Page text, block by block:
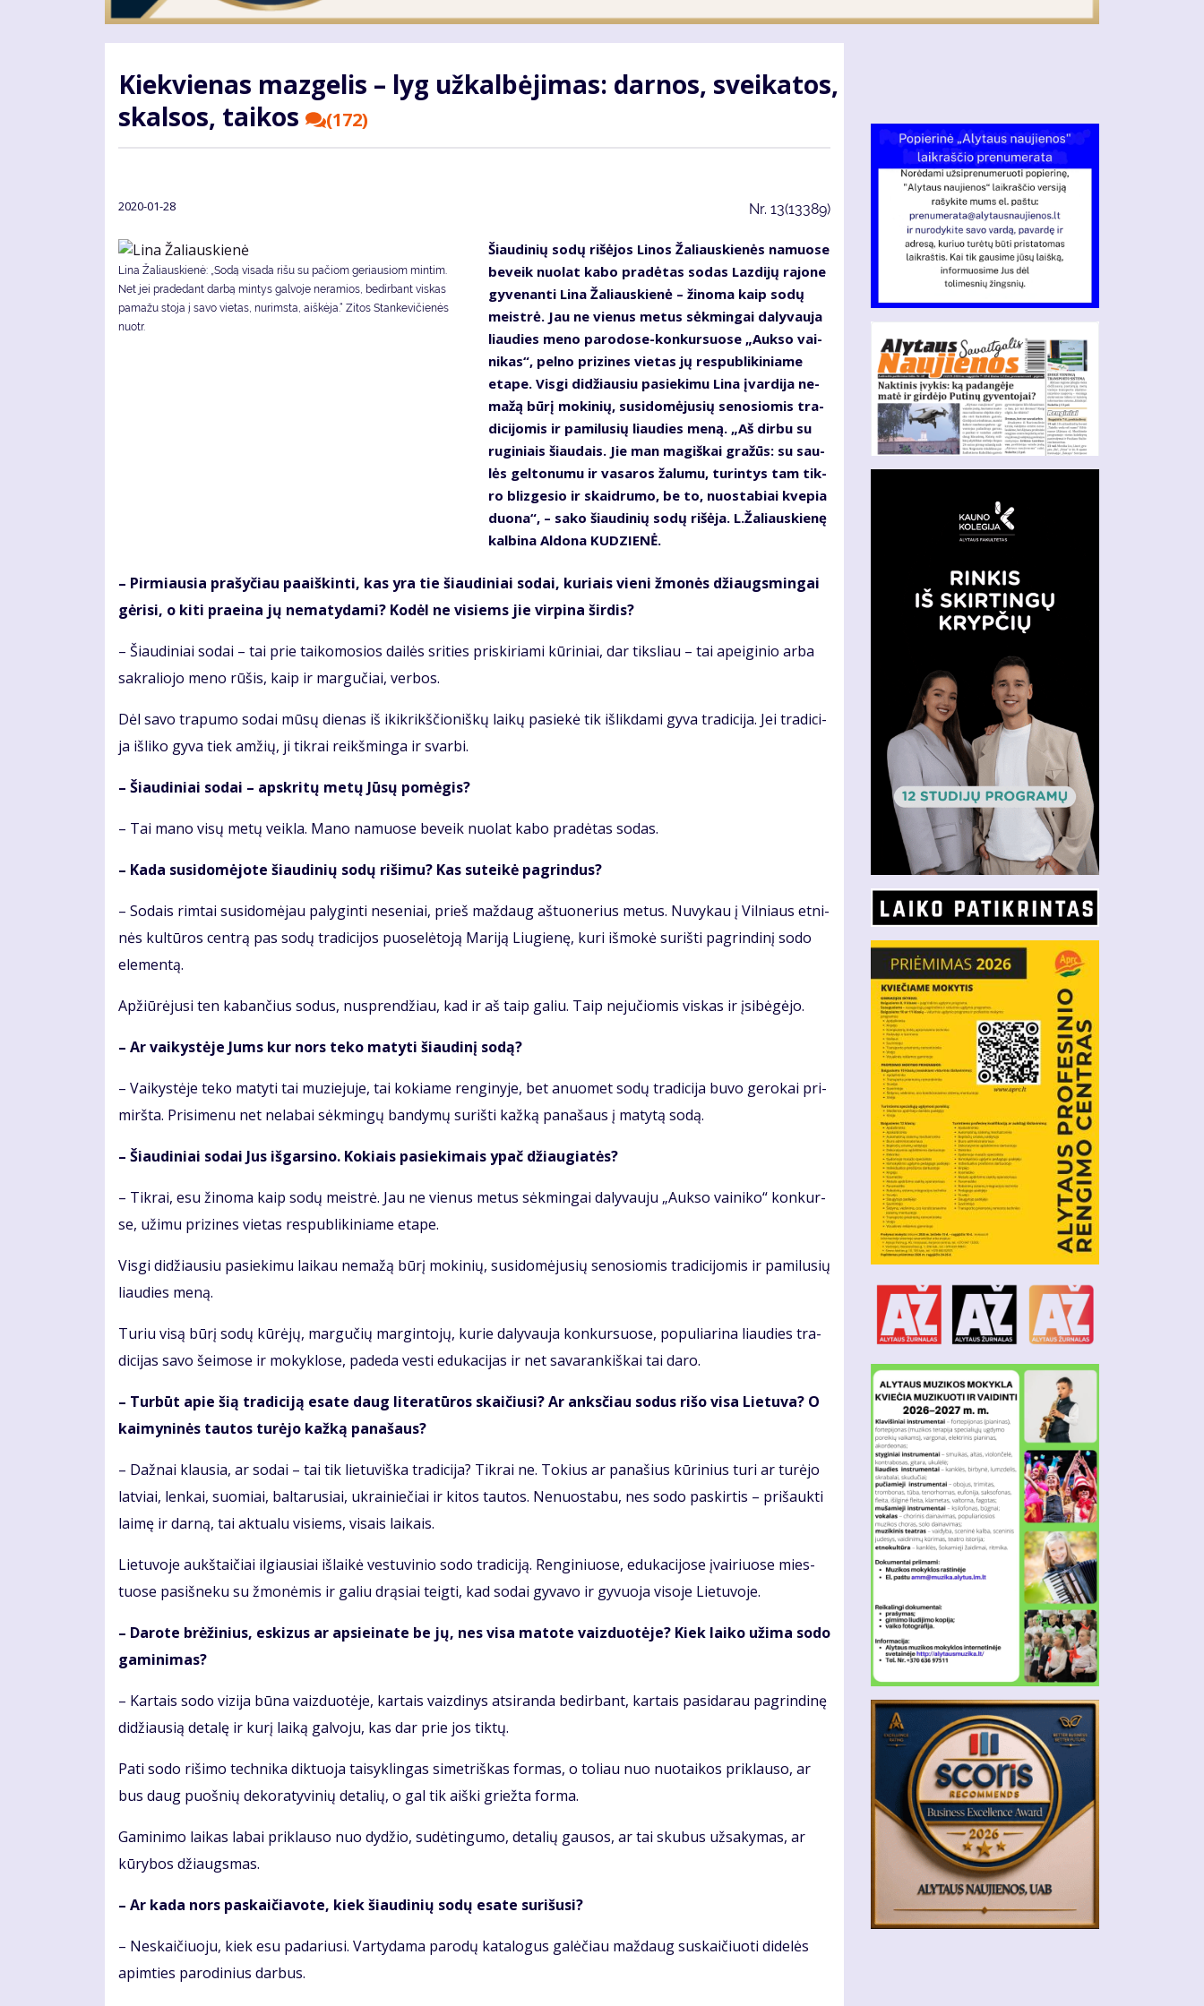
Kiek­vie­nas maz­ge­lis – lyg už­kal­bė­ji­mas: dar­nos, svei­ka­tos,
skal­sos, tai­kos
(172)
2020-01-28 Nr. 13(13389)
Li­na Ža­liaus­kie­nė: „So­dą vi­sa­da ri­šu su pa­čiom ge­riau­siom min­tim.
Net jei pra­de­dant dar­bą min­tys gal­vo­je ne­ra­mios, be­dir­bant vis­kas
pa­ma­žu sto­ja į sa­vo vie­tas, nu­rims­ta, aiš­kė­ja.“ Zitos Stankevičienės
nuotr.
Šiau­di­nių so­dų ri­šė­jos Li­nos Ža­liaus­kie­nės na­muo­se
be­veik nuo­lat ka­bo pra­dė­tas so­das Laz­di­jų ra­jo­ne
gy­ve­nan­ti Li­na Ža­liaus­kie­nė – ži­no­ma kaip so­dų
meist­rė. Jau ne vie­nus me­tus sėk­min­gai da­ly­vau­ja
liau­dies me­no pa­ro­do­se-kon­kur­suo­se „Auk­so vai­
ni­kas“, pel­no pri­zi­nes vie­tas jų res­pub­li­ki­nia­me
eta­pe. Vis­gi di­džiau­siu pa­sie­ki­mu Li­na įvar­di­ja ne­
ma­žą bū­rį mo­ki­nių, su­si­do­mė­ju­sių se­no­sio­mis tra­
di­ci­jo­mis ir pa­mi­lu­sių liau­dies me­ną. „Aš dir­bu su
ru­gi­niais šiau­dais. Jie man ma­giš­kai gra­žūs: su sau­
lės gel­to­nu­mu ir va­sa­ros ža­lu­mu, tu­rin­tys tam tik­
ro bliz­ge­sio ir skaid­ru­mo, be to, nuo­sta­biai kve­pia
duo­na“, – sa­ko šiau­di­nių so­dų ri­šė­ja. L.Ža­liaus­kie­nę
kal­bi­na Al­do­na KU­DZIE­NĖ.
– Pir­miau­sia pra­šy­čiau pa­aiš­kin­ti, kas yra tie šiau­di­niai so­dai, ku­riais vie­ni žmo­nės džiaugs­min­gai
gė­ri­si, o ki­ti pra­ei­na jų ne­ma­ty­da­mi? Ko­dėl ne vi­siems jie vir­pi­na šir­dis?
– Šiau­di­niai so­dai – tai prie tai­ko­mo­sios dai­lės sri­ties pri­ski­ria­mi kū­ri­niai, dar tiks­liau – tai apei­gi­nio ar­ba
sak­ra­lio­jo me­no rū­šis, kaip ir mar­gu­čiai, ver­bos.
Dėl sa­vo tra­pu­mo so­dai mū­sų die­nas iš ikik­rikš­čio­niš­kų lai­kų pa­sie­kė tik iš­lik­da­mi gy­va tra­di­ci­ja. Jei tra­di­ci­
ja iš­li­ko gy­va tiek am­žių, ji tik­rai reikš­min­ga ir svar­bi.
– Šiau­di­niai so­dai – ap­skri­tų me­tų Jū­sų po­mė­gis?
– Tai ma­no vi­sų me­tų veik­la. Ma­no na­muo­se be­veik nuo­lat ka­bo pra­dė­tas so­das.
– Ka­da su­si­do­mė­jo­te šiau­di­nių so­dų ri­ši­mu? Kas su­tei­kė pa­grin­dus?
– So­dais rim­tai su­si­do­mė­jau pa­ly­gin­ti ne­se­niai, prieš maž­daug aš­tuo­ne­rius me­tus. Nu­vy­kau į Vil­niaus et­ni­
nės kul­tū­ros cen­trą pas so­dų tra­di­ci­jos puo­se­lė­to­ją Ma­ri­ją Liu­gie­nę, ku­ri iš­mo­kė su­riš­ti pa­grin­di­nį so­do
ele­men­tą.
Ap­žiū­rė­ju­si ten ka­ban­čius so­dus, nu­spren­džiau, kad ir aš taip ga­liu. Taip ne­ju­čio­mis vis­kas ir įsi­bė­gė­jo.
– Ar vai­kys­tė­je Jums kur nors te­ko ma­ty­ti šiau­di­nį so­dą?
– Vai­kys­tė­je te­ko ma­ty­ti tai mu­zie­ju­je, tai ko­kia­me ren­gi­ny­je, bet anuo­met so­dų tra­di­ci­ja bu­vo ge­ro­kai pri­
mirš­ta. Pri­si­me­nu net ne­la­bai sėk­min­gų ban­dy­mų su­riš­ti kaž­ką pa­na­šaus į ma­ty­tą so­dą.
– Šiau­di­niai so­dai Jus iš­gar­si­no. Ko­kiais pa­sie­ki­mais ypač džiau­gia­tės?
– Tik­rai, esu ži­no­ma kaip so­dų meist­rė. Jau ne vie­nus me­tus sėk­min­gai da­ly­vau­ju „Auk­so vai­ni­ko“ kon­kur­
se, už­imu pri­zi­nes vie­tas res­pub­li­ki­nia­me eta­pe.
Vis­gi di­džiau­siu pa­sie­ki­mu lai­kau ne­ma­žą bū­rį mo­ki­nių, su­si­do­mė­ju­sių se­no­sio­mis tra­di­ci­jo­mis ir pa­mi­lu­sių
liau­dies me­ną.
Tu­riu vi­są bū­rį so­dų kū­rė­jų, mar­gu­čių mar­gin­to­jų, ku­rie da­ly­vau­ja kon­kur­suo­se, po­pu­lia­ri­na liau­dies tra­
di­ci­jas sa­vo šei­mo­se ir mo­kyk­lo­se, pa­de­da ves­ti edu­ka­ci­jas ir net sa­va­ran­kiš­kai tai da­ro.
– Tur­būt apie šią tra­di­ci­ją esa­te daug li­te­ra­tū­ros skai­čiu­si? Ar anks­čiau so­dus ri­šo vi­sa Lie­tu­va? O
kai­my­ni­nės tau­tos tu­rė­jo kaž­ką pa­na­šaus?
– Daž­nai klau­sia, ar so­dai – tai tik lie­tu­viš­ka tra­di­ci­ja? Tik­rai ne. To­kius ar pa­na­šius kū­ri­nius tu­ri ar tu­rė­jo
lat­viai, len­kai, suo­miai, bal­ta­ru­siai, uk­rai­nie­čiai ir ki­tos tau­tos. Ne­nuos­ta­bu, nes so­do pa­skir­tis – pri­šauk­ti
lai­mę ir dar­ną, tai ak­tu­a­lu vi­siems, vi­sais lai­kais.
Lie­tu­vo­je aukš­tai­čiai il­giau­siai iš­lai­kė ves­tu­vi­nio so­do tra­di­ci­ją. Ren­gi­niuo­se, edu­ka­ci­jo­se įvai­riuo­se mies­
tuo­se pa­si­šne­ku su žmo­nė­mis ir ga­liu drą­siai teig­ti, kad so­dai gy­va­vo ir gy­vuo­ja vi­so­je Lie­tu­vo­je.
– Da­ro­te brė­ži­nius, es­ki­zus ar ap­si­ei­na­te be jų, nes vi­sa ma­to­te vaiz­duo­tė­je? Kiek lai­ko už­ima so­do
ga­mi­ni­mas?
– Kar­tais so­do vi­zi­ja bū­na vaiz­duo­tė­je, kar­tais vaiz­di­nys at­si­ran­da be­dir­bant, kar­tais pa­si­da­rau pa­grin­di­nę
di­džiau­sią de­ta­lę ir ku­rį lai­ką gal­vo­ju, kas dar prie jos tik­tų.
Pa­ti so­do ri­ši­mo tech­ni­ka dik­tuo­ja tai­syk­lin­gas si­met­riš­kas for­mas, o to­liau nuo nuo­tai­kos pri­klau­so, ar
bus daug puoš­nių de­ko­ra­ty­vi­nių de­ta­lių, o gal tik aiš­ki griež­ta for­ma.
Ga­mi­ni­mo lai­kas la­bai pri­klau­so nuo dy­džio, su­dė­tin­gu­mo, de­ta­lių gau­sos, ar tai sku­bus už­sa­ky­mas, ar
kū­ry­bos džiaugs­mas.
– Ar ka­da nors pa­skai­čia­vo­te, kiek šiau­di­nių so­dų esa­te su­ri­šu­si?
– Ne­skai­čiuo­ju, kiek esu pa­da­riu­si. Var­ty­da­ma pa­ro­dų ka­ta­lo­gus ga­lė­čiau maž­daug su­skai­čiuo­ti di­de­lės
ap­im­ties pa­ro­di­nius dar­bus.